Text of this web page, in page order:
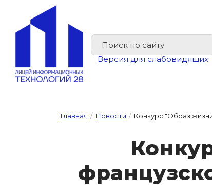
Версия для слабовидящих
Главная / Новости / Конкурс "Образ